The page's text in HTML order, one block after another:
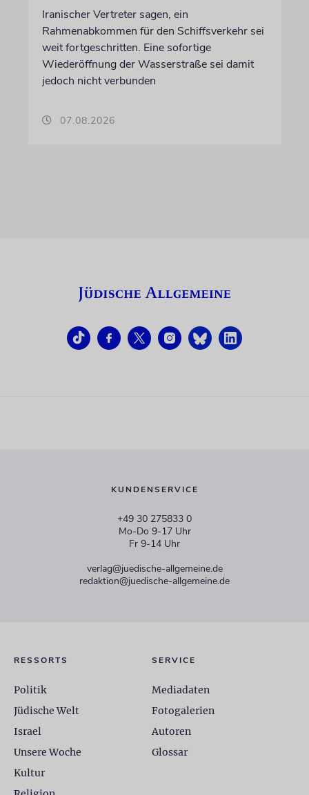
Iranischer Vertreter sagen, ein
Rahmenabkommen für den Schiffsverkehr sei
weit fortgeschritten. Eine sofortige
Wiederöffnung der Wasserstraße sei damit
jedoch nicht verbunden
07.08.2026
KUNDENSERVICE
+49 30 275833 0
Mo-Do 9-17 Uhr
Fr 9-14 Uhr
verlag@juedische-allgemeine.de
redaktion@juedische-allgemeine.de
RESSORTS
Politik
Jüdische Welt
Israel
Unsere Woche
Kultur
SERVICE
Mediadaten
Fotogalerien
Autoren
Glossar